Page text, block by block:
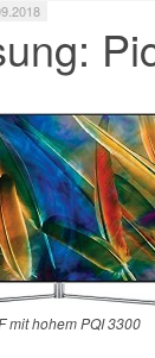
mit hohem PQI 3300